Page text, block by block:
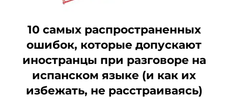
10 самых распространенных
ошибок, которые допускают
иностранцы при разговоре на
испанском языке (и как их
избежать, не расстраиваясь)